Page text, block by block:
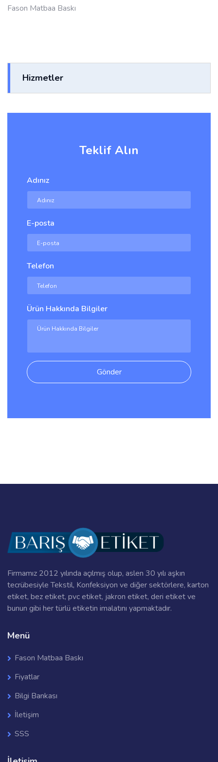
Fason Matbaa Baskı
Hizmetler
Teklif Alın
Adınız
E-posta
Telefon
Ürün Hakkında Bilgiler
Gönder
Firmamız 2012 yılında açılmış olup, aslen 30 yılı aşkın
tecrübesiyle Tekstil, Konfeksiyon ve diğer sektörlere, karton
etiket, bez etiket, pvc etiket, jakron etiket, deri etiket ve
bunun gibi her türlü etiketin imalatını yapmaktadır.
Menü
Fason Matbaa Baskı
Fiyatlar
Bilgi Bankası
İletişim
SSS